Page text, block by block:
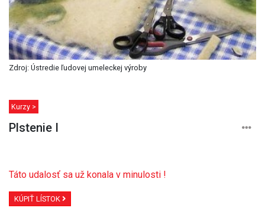
Zdroj: Ústredie ľudovej umeleckej výroby
Kurzy >
Plstenie I
Táto udalosť sa už konala v minulosti !
KÚPIŤ LÍSTOK